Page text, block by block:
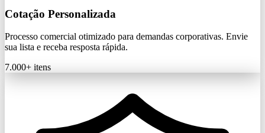
Cotação Personalizada
Processo comercial otimizado para demandas corporativas. Envie
sua lista e receba resposta rápida.
7.000+ itens